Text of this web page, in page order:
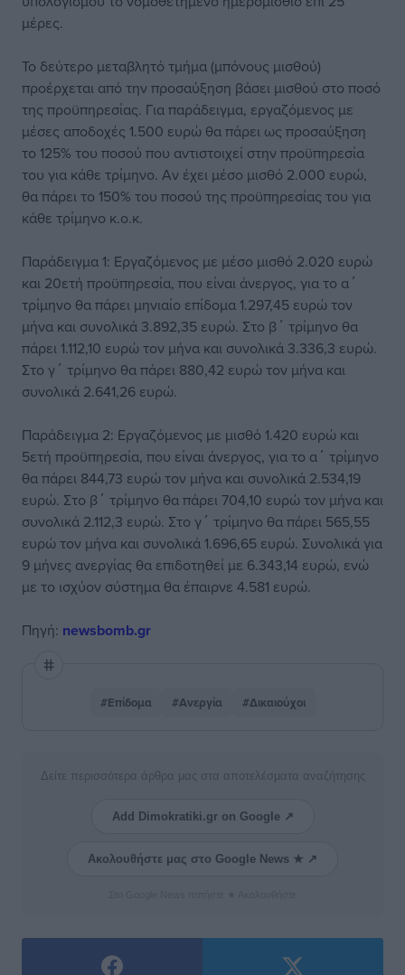
μέρες.
Το δεύτερο μεταβλητό τμήμα (μπόνους μισθού)
προέρχεται από την προσαύξηση βάσει μισθού στο ποσό
της προϋπηρεσίας. Για παράδειγμα, εργαζόμενος με
μέσες αποδοχές 1.500 ευρώ θα πάρει ως προσαύξηση
το 125% του ποσού που αντιστοιχεί στην προϋπηρεσία
του για κάθε τρίμηνο. Αν έχει μέσο μισθό 2.000 ευρώ,
θα πάρει το 150% του ποσού της προϋπηρεσίας του για
κάθε τρίμηνο κ.ο.κ.
Παράδειγμα 1: Εργαζόμενος με μέσο μισθό 2.020 ευρώ
και 20ετή προϋπηρεσία, που είναι άνεργος, για το α΄
τρίμηνο θα πάρει μηνιαίο επίδομα 1.297,45 ευρώ τον
μήνα και συνολικά 3.892,35 ευρώ. Στο β΄ τρίμηνο θα
πάρει 1.112,10 ευρώ τον μήνα και συνολικά 3.336,3 ευρώ.
Στο γ΄ τρίμηνο θα πάρει 880,42 ευρώ τον μήνα και
συνολικά 2.641,26 ευρώ.
Παράδειγμα 2: Εργαζόμενος με μισθό 1.420 ευρώ και
5ετή προϋπηρεσία, που είναι άνεργος, για το α΄ τρίμηνο
θα πάρει 844,73 ευρώ τον μήνα και συνολικά 2.534,19
ευρώ. Στο β΄ τρίμηνο θα πάρει 704,10 ευρώ τον μήνα και
συνολικά 2.112,3 ευρώ. Στο γ΄ τρίμηνο θα πάρει 565,55
ευρώ τον μήνα και συνολικά 1.696,65 ευρώ. Συνολικά για
9 μήνες ανεργίας θα επιδοτηθεί με 6.343,14 ευρώ, ενώ
με το ισχύον σύστημα θα έπαιρνε 4.581 ευρώ.
Πηγή: newsbomb.gr
#Επίδομα #Ανεργία #Δικαιούχοι
Δείτε περισσότερα άρθρα μας στα αποτελέσματα αναζήτησης
Add Dimokratiki.gr on Google ↗
Ακολουθήστε μας στο Google News ★ ↗